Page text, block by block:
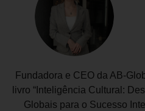
Fundadora e CEO da AB-
livro “Inteligência Cultural:
Globais para o Sucesso